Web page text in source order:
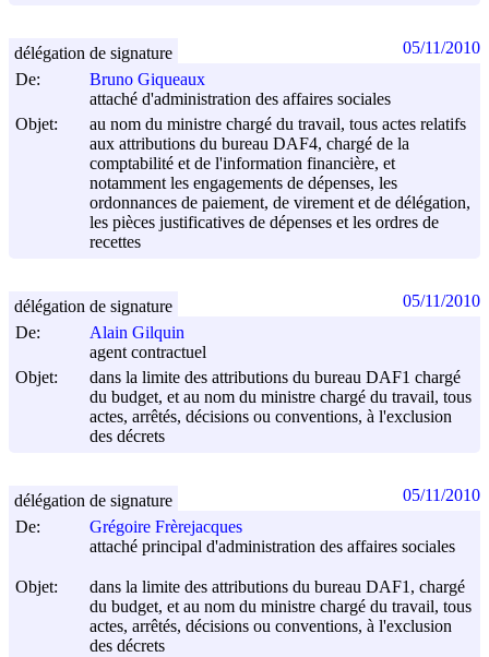
De:
Bruno Giqueaux
attaché d'administration des affaires sociales
Objet:
au nom du ministre chargé du travail, tous actes relatifs
aux attributions du bureau DAF4, chargé de la
comptabilité et de l'information financière, et
notamment les engagements de dépenses, les
ordonnances de paiement, de virement et de délégation,
les pièces justificatives de dépenses et les ordres de
recettes
délégation de signature 05/11/2010
De:
Alain Gilquin
agent contractuel
Objet:
dans la limite des attributions du bureau DAF1 chargé
du budget, et au nom du ministre chargé du travail, tous
actes, arrêtés, décisions ou conventions, à l'exclusion
des décrets
délégation de signature 05/11/2010
De:
Grégoire Frèrejacques
attaché principal d'administration des affaires sociales
Objet:
dans la limite des attributions du bureau DAF1, chargé
du budget, et au nom du ministre chargé du travail, tous
actes, arrêtés, décisions ou conventions, à l'exclusion
des décrets
délégation de signature 05/11/2010